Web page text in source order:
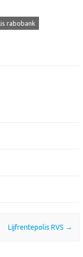
rabobank
Lijfrentepolis RVS →